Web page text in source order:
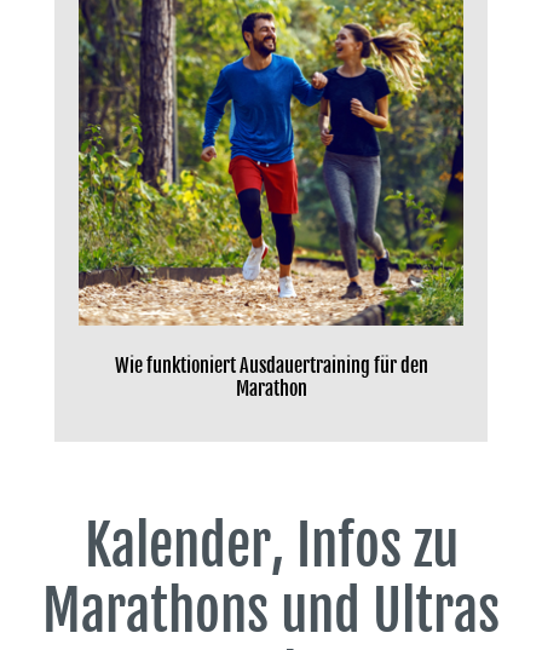
Wie funktioniert Ausdauertraining für den
Marathon
Kalender, Infos zu
Marathons und Ultras